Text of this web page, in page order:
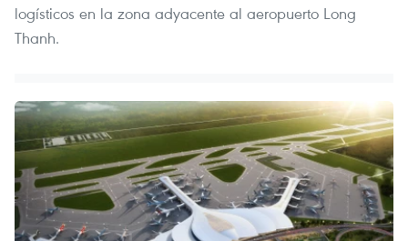
logísticos en la zona adyacente al aeropuerto Long
Thanh.